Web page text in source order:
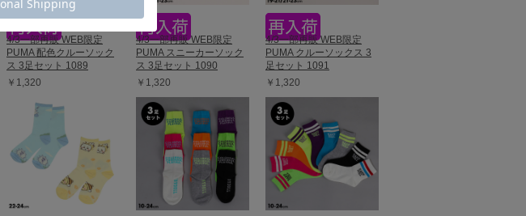
4/3一部再販 WEB限定
PUMA 配色クルーソック
ス 3足セット 1089
￥1,320
4/3一部再販 WEB限定
PUMA スニーカーソック
ス 3足セット 1090
￥1,320
4/3一部再販 WEB限定
PUMA クルーソックス 3
足セット 1091
￥1,320